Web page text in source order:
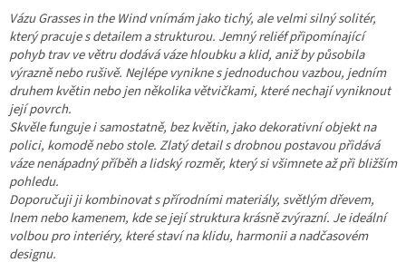
Vázu Grasses in the Wind vnímám jako tichý, ale velmi silný solitér,
který pracuje s detailem a strukturou. Jemný reliéf připomínající
pohyb trav ve větru dodává váze hloubku a klid, aniž by působila
výrazně nebo rušivě. Nejlépe vynikne s jednoduchou vazbou, jedním
druhem květin nebo jen několika větvičkami, které nechají vyniknout
její povrch.
Skvěle funguje i samostatně, bez květin, jako dekorativní objekt na
polici, komodě nebo stole. Zlatý detail s drobnou postavou přidává
váze nenápadný příběh a lidský rozměr, který si všimnete až při bližším
pohledu.
Doporučuji ji kombinovat s přírodními materiály, světlým dřevem,
lnem nebo kamenem, kde se její struktura krásně zvýrazní. Je ideální
volbou pro interiéry, které staví na klidu, harmonii a nadčasovém
designu.